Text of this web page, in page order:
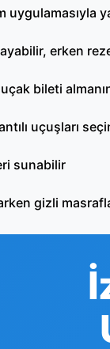
uygulamasıyla
erken
bileti
uçuşları
sunabilir
gizli